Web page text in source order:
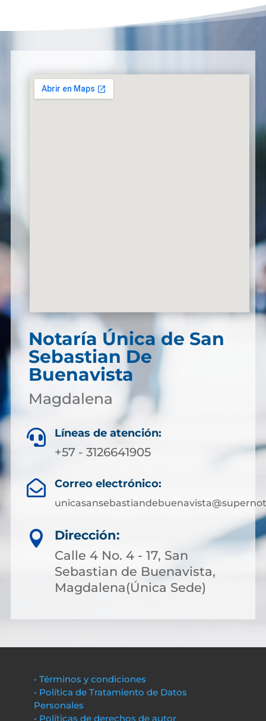
Notaría Única de San
Sebastian De
Buenavista
Magdalena
 Líneas de atención:
+57 - 3126641905
 Correo electrónico:

Dirección:
Calle 4 No. 4 - 17, San
Sebastian de Buenavista,
Magdalena(Única Sede)
• Términos y condiciones
• Política de Tratamiento de Datos
Personales
• Políticas de derechos de autor